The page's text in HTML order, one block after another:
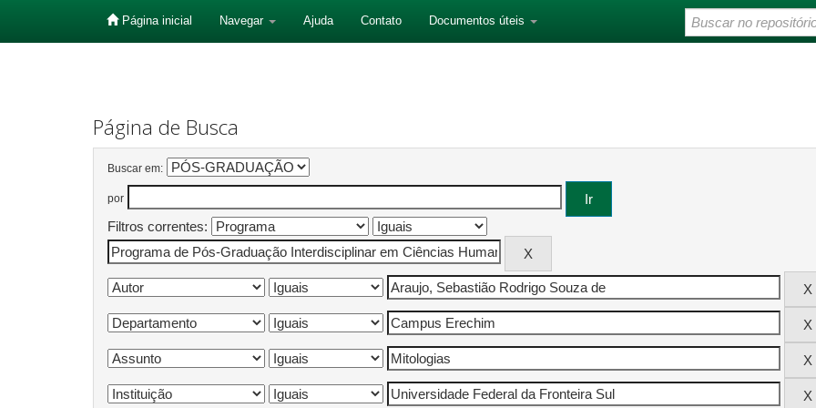
Página inicial Navegar Ajuda Contato Documentos úteis
Página de Busca
Buscar em:
por
Filtros correntes: